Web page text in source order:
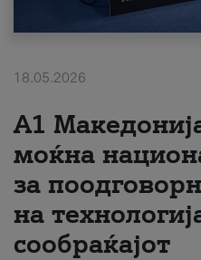
Надополни кредит
#ПодобарОнлајн
18.05.2026
A1
моќна
за
на
сообраќајот